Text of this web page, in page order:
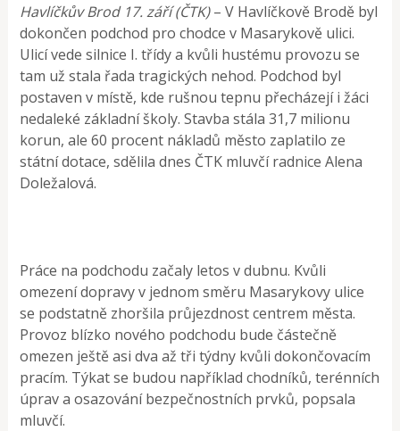
Havlíčkův Brod 17. září (ČTK)– V Havlíčkově Brodě byl
dokončen podchod pro chodce v Masarykově ulici.
Ulicí vede silnice I. třídy a kvůli hustému provozu se
tam už stala řada tragických nehod. Podchod byl
postaven v místě, kde rušnou tepnu přecházejí i žáci
nedaleké základní školy. Stavba stála 31,7 milionu
korun, ale 60 procent nákladů město zaplatilo ze
státní dotace, sdělila dnes ČTK mluvčí radnice Alena
Doležalová.
Práce na podchodu začaly letos v dubnu. Kvůli
omezení dopravy v jednom směru Masarykovy ulice
se podstatně zhoršila průjezdnost centrem města.
Provoz blízko nového podchodu bude částečně
omezen ještě asi dva až tři týdny kvůli dokončovacím
pracím. Týkat se budou například chodníků, terénních
úprav a osazování bezpečnostních prvků, popsala
mluvčí.